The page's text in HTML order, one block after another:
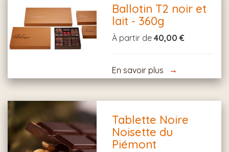
Ballotin T2 noir et
lait - 360g
À partir de40,00 €
En savoir plus
Tablette Noire
Noisette du
Piémont